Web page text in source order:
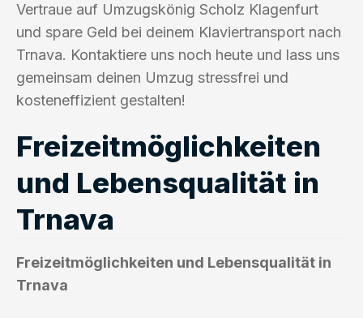
Vertraue auf Umzugskönig Scholz Klagenfurt
und spare Geld bei deinem Klaviertransport nach
Trnava. Kontaktiere uns noch heute und lass uns
gemeinsam deinen Umzug stressfrei und
kosteneffizient gestalten!
Freizeitmöglichkeiten
und Lebensqualität in
Trnava
Freizeitmöglichkeiten und Lebensqualität in
Trnava